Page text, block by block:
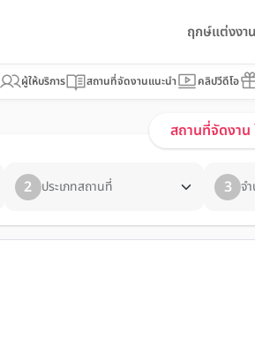
ฤกษ์แต่งงา
ผู้ให้บริการ สถานที่จัดงานแนะนำ คลิปวีดีโอ
สถานที่จัดงาน
2 ประเภทสถานที่ 3 จ